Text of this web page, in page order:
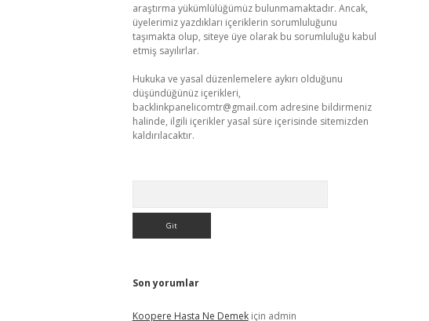
araştırma yükümlülüğümüz bulunmamaktadır. Ancak,
üyelerimiz yazdıkları içeriklerin sorumluluğunu
taşımakta olup, siteye üye olarak bu sorumluluğu kabul
etmiş sayılırlar.
Hukuka ve yasal düzenlemelere aykırı olduğunu
düşündüğünüz içerikleri,
backlinkpanelicomtr@gmail.com adresine bildirmeniz
halinde, ilgili içerikler yasal süre içerisinde sitemizden
kaldırılacaktır.
Son yorumlar
Koopere Hasta Ne Demekiçin admin